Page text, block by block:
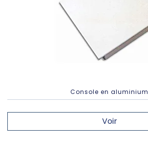
Console en aluminium
Voir